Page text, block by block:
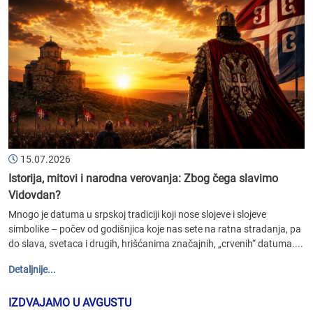
15.07.2026
Istorija, mitovi i narodna verovanja: Zbog čega slavimo
Vidovdan?
Mnogo je datuma u srpskoj tradiciji koji nose slojeve i slojeve
simbolike – počev od godišnjica koje nas sete na ratna stradanja, pa
do slava, svetaca i drugih, hrišćanima značajnih, „crvenih“ datuma....
Detaljnije...
IZDVAJAMO U AVGUSTU